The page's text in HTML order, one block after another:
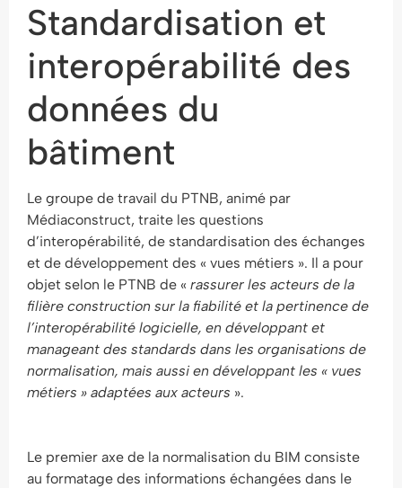
Standardisation et
interopérabilité des
données du
bâtiment
Le groupe de travail du PTNB, animé par
Médiaconstruct, traite les questions
d’interopérabilité, de standardisation des échanges
et de développement des « vues métiers ». Il a pour
objet selon le PTNB de « rassurer les acteurs de la
filière construction sur la fiabilité et la pertinence de
l’interopérabilité logicielle, en développant et
manageant des standards dans les organisations de
normalisation, mais aussi en développant les « vues
métiers » adaptées aux acteurs ».
Le premier axe de la normalisation du BIM consiste
au formatage des informations échangées dans le